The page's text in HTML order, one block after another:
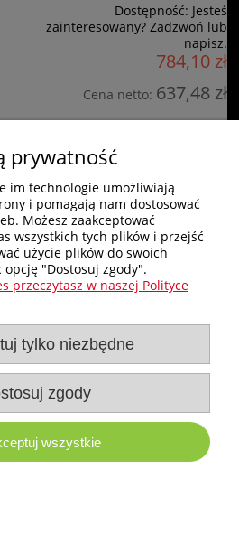
Dostępność: Jesteś
zainteresowany? Zadzwoń lub
napisz.
784,10 zł
Cena netto: 637,48 zł
Zakupy
Pomoc
konto
Narzędzi i Akcesoriów
prywatność
im technologie umożliwiają
i pomagają nam dostosować
Możesz zaakceptować
wszystkich tych plików i przejść
użycie plików do swoich
"Dostosuj zgody".
przeczytasz w naszej Polityce
tylko niezbędne
zgody
wszystkie